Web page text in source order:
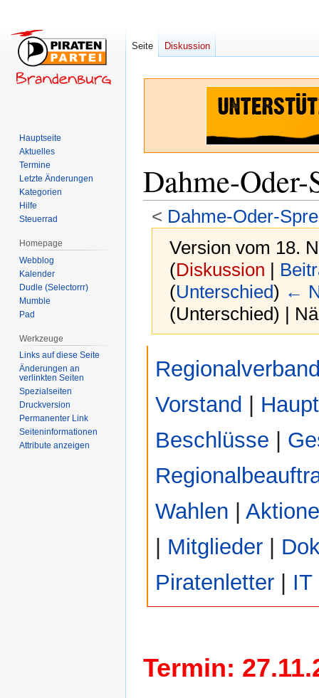
Dahme-
< Dahme-Oder-
Version vom 18.
(Diskussion |
(Unterschied) ←
(Unterschied) |
Navigation
Suche
Vorstand
Beschlüsse
Wahlen
Mitglieder
Piratenletter
IT
Termin:
Seite Diskussion
Hauptseite
Aktuelles
Termine
Letzte Änderungen
Kategorien
Hilfe
Steuerrad
Homepage
Webblog
Kalender
Dudle (Selectorrr)
Mumble
Pad
Werkzeuge
Links auf diese Seite
Änderungen an
verlinkten Seiten
Spezialseiten
Druckversion
Permanenter Link
Seiten­­informationen
Attribute anzeigen